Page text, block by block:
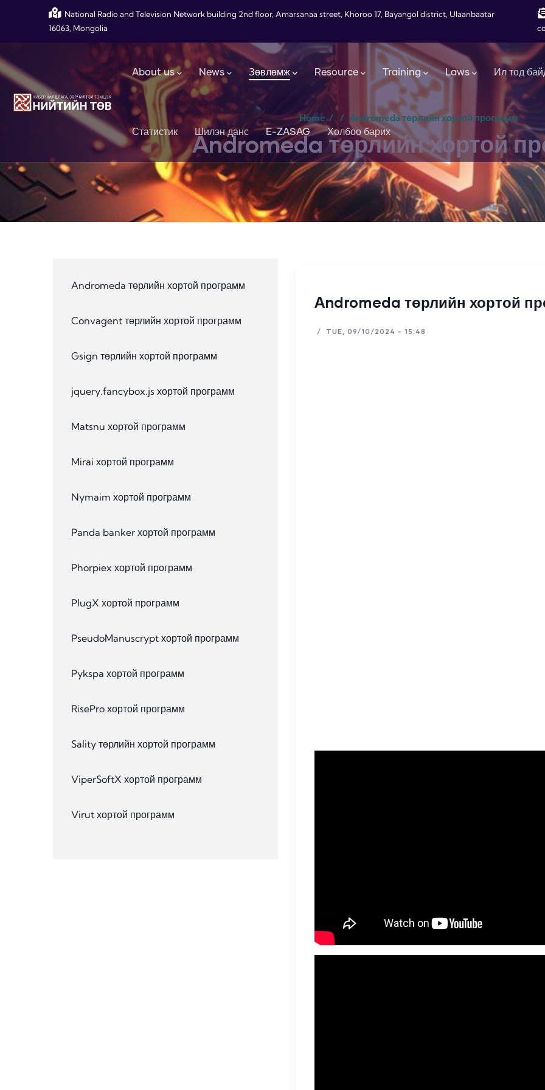
Skip to main contentNational Radio and Television Network building 2nd floor, Amarsanaa street, Khoroo 17, Bayangol district, Ulaanbaatar
16063, Mongolia
Main navigation
About us News Зөвлөмж Resource Training Laws Ил тод
Статистик Шилэн данс E-ZASAG Холбоо барих
Home / / Andromeda төрлийн хортой программ
Andromeda төрлийн хортой
Andromeda төрлийн хортой
/ TUE, 09/10/2024 - 15:48
Andromeda төрлийн хортой программ
Convagent төрлийн хортой программ
Gsign төрлийн хортой программ
jquery.fancybox.js хортой программ
Matsnu хортой программ
Mirai хортой программ
Nymaim хортой программ
Panda banker хортой программ
Phorpiex хортой программ
PlugX хортой программ
PseudoManuscrypt хортой программ
Pykspa хортой программ
RisePro хортой программ
Sality төрлийн хортой программ
ViperSoftX хортой программ
Virut хортой программ